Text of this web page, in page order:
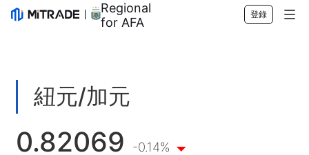
Regional Sponsor
for AFA
登錄
加密貨幣
交易
交易平台
風險管理
市場工具
財經日曆
教育
紐元/加元
0.82069 -0.14%